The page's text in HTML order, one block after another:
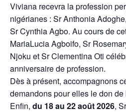
Viviana recevra la profession
nigérianes : Sr Anthonia
Sr Cynthia Agbo. Au cours de
MariaLucia Agboifo, Sr
Njoku et Sr Clementina Oti
anniversaire de profession.
Dès à présent, accompagnons
demandons pour elles le don
Enfin, du 18 au 22 août 2026,